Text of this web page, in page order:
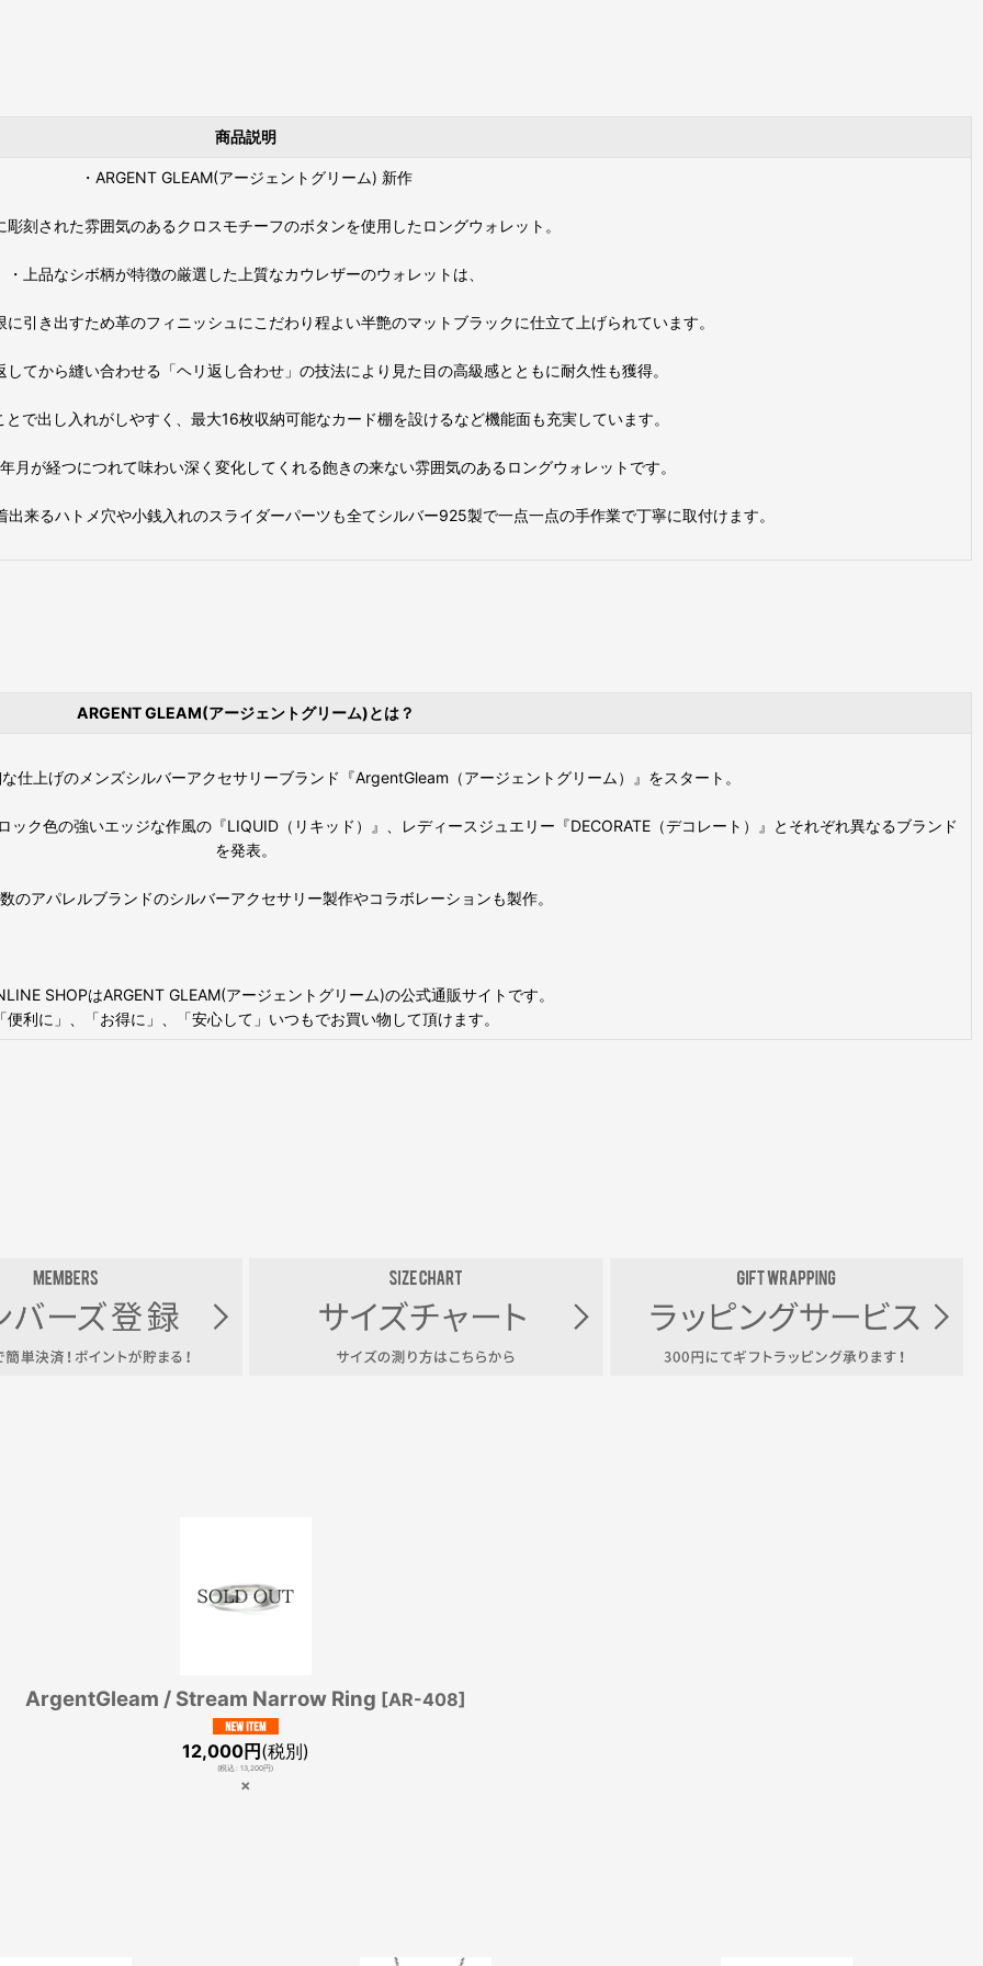
商品説明
・ARGENT GLEAM(アージェントグリーム) 新作
彫刻された雰囲気のあるクロスモチーフのボタンを使用したロングウォレット。
・上品なシボ柄が特徴の厳選した上質なカウレザーのウォレットは、
引き出すため革のフィニッシュにこだわり程よい半艶のマットブラックに仕立て上げられています。
てから縫い合わせる「ヘリ返し合わせ」の技法により見た目の高級感とともに耐久性も獲得。
で出し入れがしやすく、最大16枚収納可能なカード棚を設けるなど機能面も充実しています。
月が経つにつれて味わい深く変化してくれる飽きの来ない雰囲気のあるロングウォレットです。
来るハトメ穴や小銭入れのスライダーパーツも全てシルバー925製で一点一点の手作業で丁寧に取付けます。
ARGENT GLEAM(アージェントグリーム)とは？
仕上げのメンズシルバーアクセサリーブランド『ArgentGleam（アージェントグリーム）』をスタート。
ク色の強いエッジな作風の『LIQUID（リキッド）』、レディースジュエリー『DECORATE（デコレート）』とそれぞれ異なるブランド
を発表。
のアパレルブランドのシルバーアクセサリー製作やコラボレーションも製作。
SHOPはARGENT GLEAM(アージェントグリーム)の公式通販サイトです。
便利に」、「お得に」、「安心して」いつもでお買い物して頂けます。
ArgentGleam / Stream Narrow Ring [AR-408]
12,000円 (税別)
(税込: 13,200円)
×